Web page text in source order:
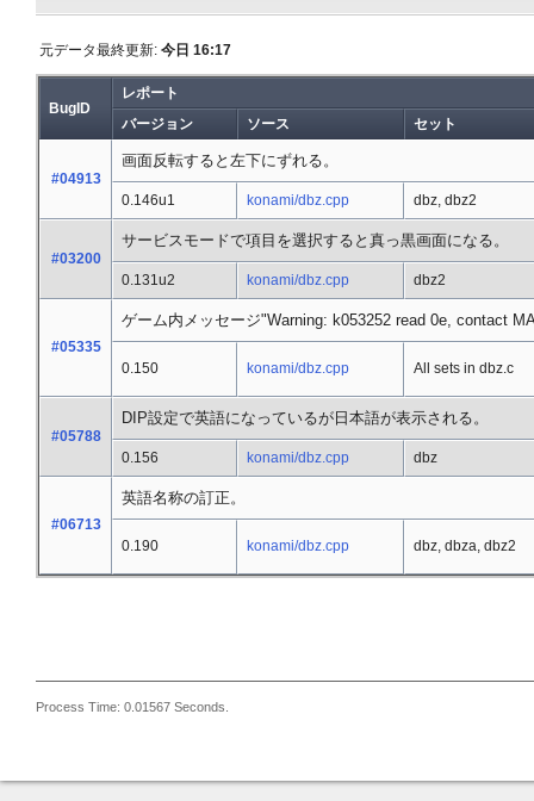
元データ最終更新: 今日 16:17
BugID
レポート
バージョン
ソース セット
#04913
画面反転すると左下にずれる。
0.146u1 konami/dbz.cpp dbz, dbz2
#03200
サービスモードで項目を選択すると真っ黒画面になる。
0.131u2 konami/dbz.cpp dbz2
#05335
ゲーム内メッセージ"Warning: k053252 read 0e, contact
0.150 konami/dbz.cpp All sets in dbz.c
#05788
DIP設定で英語になっているが日本語が表示される。
0.156 konami/dbz.cpp dbz
#06713
英語名称の訂正。
0.190 konami/dbz.cpp dbz, dbza, dbz2
Process Time: 0.01567 Seconds.